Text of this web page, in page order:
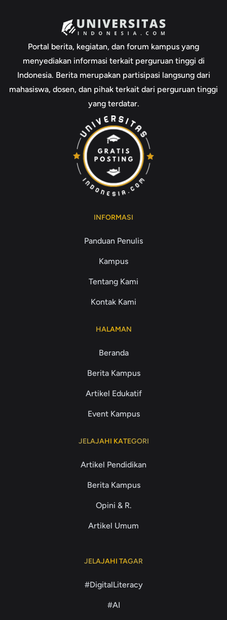
Portal berita, kegiatan, dan forum kampus yang
menyediakan informasi terkait perguruan tinggi di
Indonesia. Berita merupakan partisipasi langsung dari
mahasiswa, dosen, dan pihak terkait dari perguruan tinggi
yang terdatar.
INFORMASI
Panduan Penulis
Kampus
Tentang Kami
Kontak Kami
HALAMAN
Beranda
Berita Kampus
Artikel Edukatif
Event Kampus
JELAJAHI KATEGORI
Artikel Pendidikan
Berita Kampus
Opini & R.
Artikel Umum
JELAJAHI TAGAR
#DigitalLiteracy
#AI